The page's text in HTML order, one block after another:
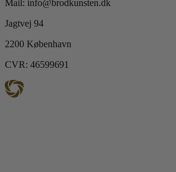
Mail: info@brodkunsten.dk
Jagtvej 94
2200 København
CVR: 46599691